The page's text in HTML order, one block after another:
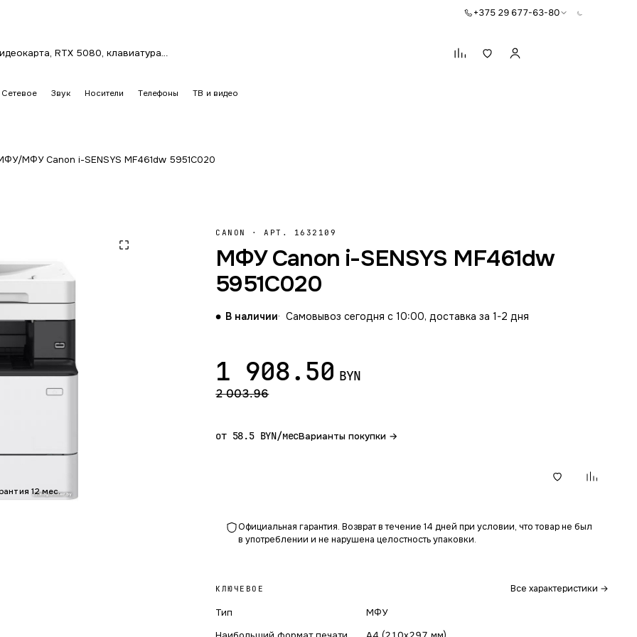
+375 29 677-63-80
Сетевое Звук Носители Телефоны ТВ и видео
/МФУ Canon i-SENSYS MF461dw 5951C020
12 мес.
CANON ·АРТ. 1632109
МФУ Canon i-SENSYS MF461dw
5951C020
В наличии Самовывоз сегодня с 10:00, доставка за 1-2 дня
1 908.50 BYN
2 003.96
от 58.5 BYN/месВарианты покупки →
Официальная гарантия. Возврат в течение 14 дней при условии, что товар не был
в употреблении и не нарушена целостность упаковки.
КЛЮЧЕВОЕ Все характеристики →
Тип
МФУ